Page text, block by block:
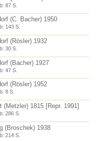
87 S.
(C. Bacher) 1950
143 S.
(Rösler) 1932
30 S.
(Bacher) 1927
47 S.
(Rösler) 1952
8 S.
(Metzler) 1815 [Repr. 1991]
286 S.
(Broschek) 1938
214 S.